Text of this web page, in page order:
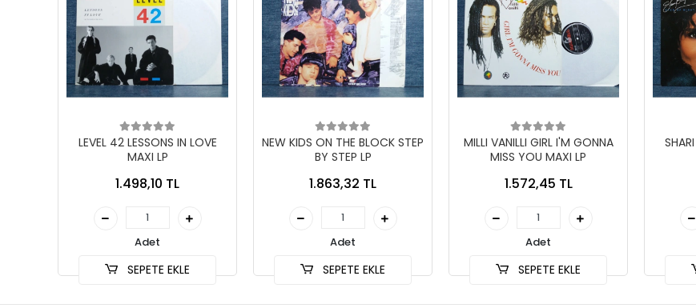
LEVEL 42 LESSONS IN LOVE
MAXI LP
1.498,10 TL
Adet
SEPETE EKLE
NEW KIDS ON THE BLOCK STEP
BY STEP LP
1.863,32 TL
Adet
SEPETE EKLE
MILLI VANILLI GIRL I'M GONNA
MISS YOU MAXI LP
1.572,45 TL
Adet
SEPETE EKLE